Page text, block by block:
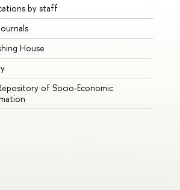
by staff
House
of Socio-Economic